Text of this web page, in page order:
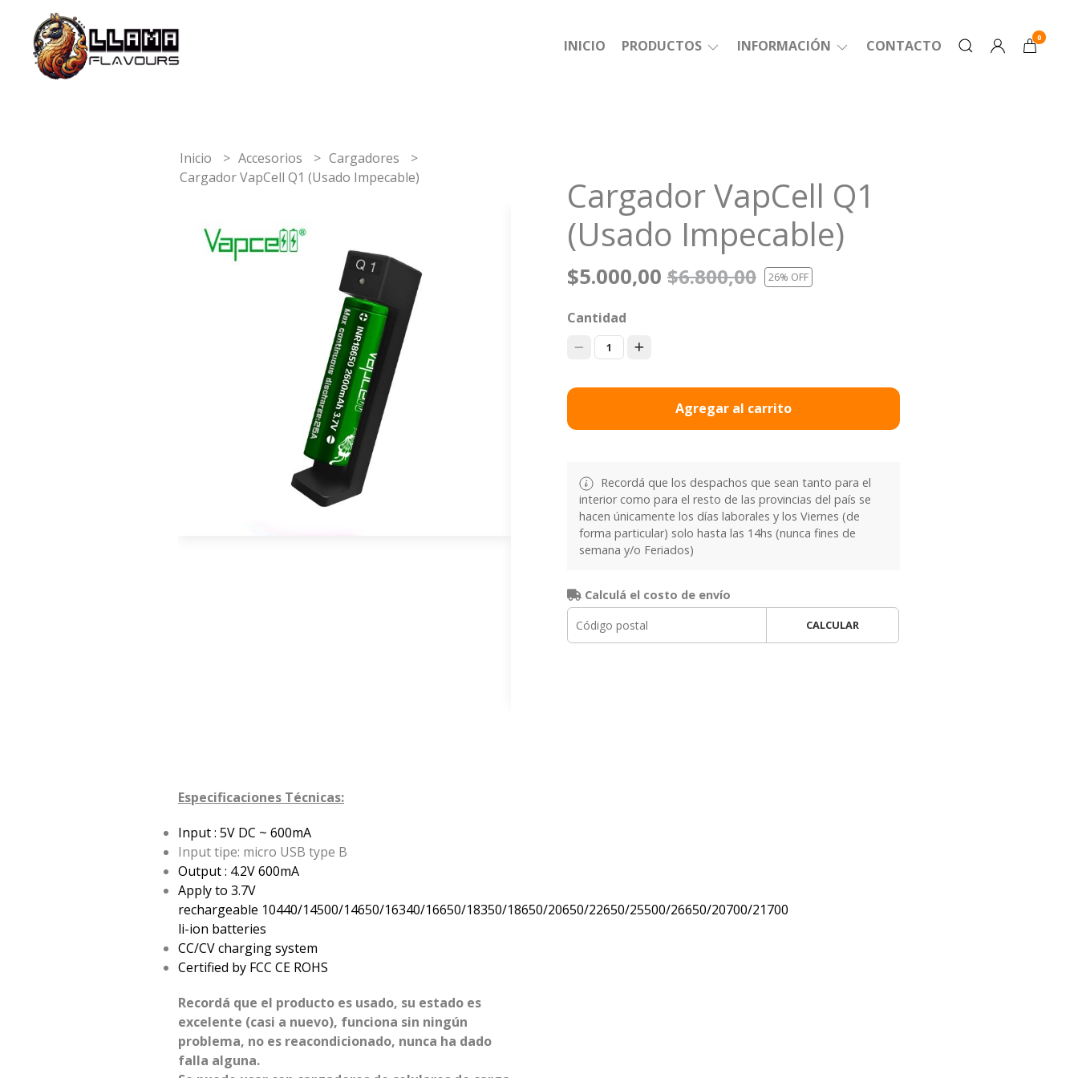
INICIO PRODUCTOS INFORMACIÓN CONTACTO 0
Inicio Accesorios
Cargadores
Cargador VapCell Q1 (Usado Impecable)
Especificaciones Técnicas:
Input : 5V DC ~ 600mA
Input tipe: micro USB type B
Output : 4.2V 600mA
Apply to 3.7V
rechargeable 10440/14500/14650/16340/16650/18350/18650/20650/22650/25500/26650/20700/21700
li-ion batteries
CC/CV charging system
Certified by FCC CE ROHS
Recordá que el producto es usado, su estado es
excelente (casi a nuevo), funciona sin ningún
problema, no es reacondicionado, nunca ha dado
falla alguna.
Cargador VapCell Q1
(Usado Impecable)
$5.000,00 $6.800,00 26% OFF
Cantidad
1
Agregar al carrito
Recordá que los despachos que sean tanto para el
interior como para el resto de las provincias del país se
hacen únicamente los días laborales y los Viernes (de
forma particular) solo hasta las 14hs (nunca fines de
semana y/o Feriados)
Calculá el costo de envío
CALCULAR